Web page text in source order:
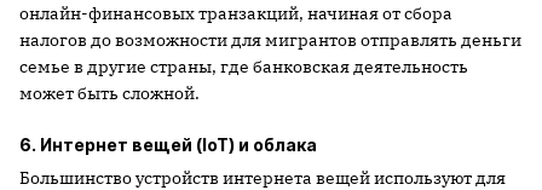
онлайн-финансовых транзакций, начиная от сбора
налогов до возможности для мигрантов отправлять деньги
семье в другие страны, где банковская деятельность
может быть сложной.
6. Интернет вещей (IoT) и облака
Большинство устройств интернета вещей используют для